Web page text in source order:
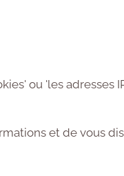
ou 'les adresses
et de vous